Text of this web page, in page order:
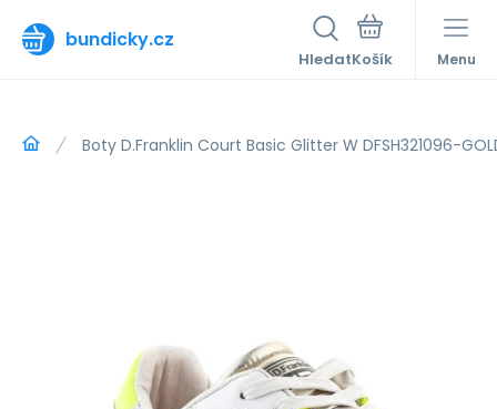
bundicky.cz
Hledat Menu
Boty D.Franklin Court Basic Glitter W DFSH321096-